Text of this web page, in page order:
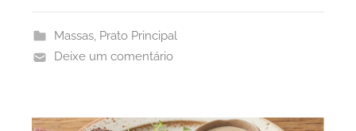
Massas, Prato Principal
Deixe um comentário